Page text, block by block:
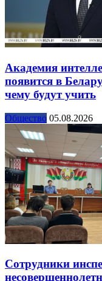
Академия
появится в
чему будут учить
Общество 05.08.2026
Сотрудники